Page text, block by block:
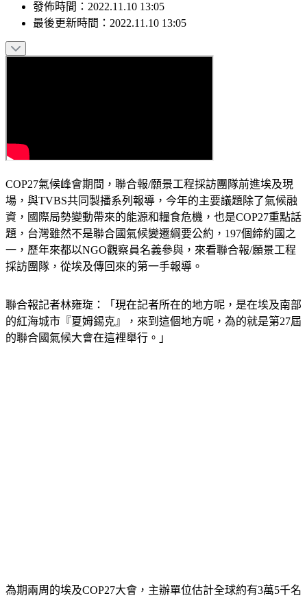
發佈時間： 2022.11.10 13:05
最後更新時間： 2022.11.10 13:05
COP27氣候峰會期間，聯合報/願景工程採訪團隊前進埃及現
場，與TVBS共同製播系列報導，今年的主要議題除了氣候融
資，國際局勢變動帶來的能源和糧食危機，也是COP27重點話
題，台灣雖然不是聯合國氣候變遷綱要公約，197個締約國之
一，歷年來都以NGO觀察員名義參與，來看聯合報/願景工程
採訪團隊，從埃及傳回來的第一手報導。
聯合報記者林雍琁：「現在記者所在的地方呢，是在埃及南部
的紅海城市『夏姆錫克』，來到這個地方呢，為的就是第27屆
的聯合國氣候大會在這裡舉行。」
為期兩周的埃及COP27大會，主辦單位估計全球約有3萬5千名